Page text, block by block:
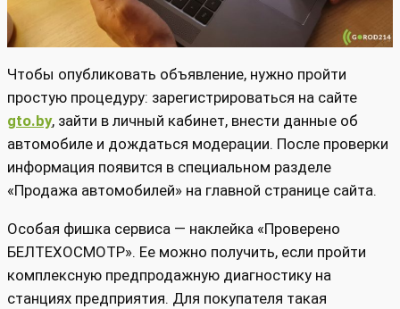
Чтобы опубликовать объявление, нужно пройти
простую процедуру: зарегистрироваться на сайте
gto.by, зайти в личный кабинет, внести данные об
автомобиле и дождаться модерации. После проверки
информация появится в специальном разделе
«Продажа автомобилей» на главной странице сайта.
Особая фишка сервиса — наклейка «Проверено
БЕЛТЕХОСМОТР». Ее можно получить, если пройти
комплексную предпродажную диагностику на
станциях предприятия. Для покупателя такая